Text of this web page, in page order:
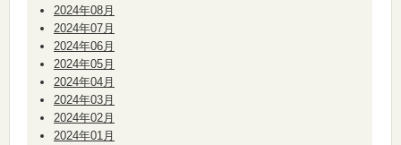
2024年08月
2024年07月
2024年06月
2024年05月
2024年04月
2024年03月
2024年02月
2024年01月